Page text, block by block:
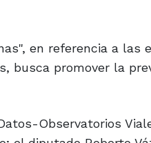
en referencia a las
busca promover la
Observatorios